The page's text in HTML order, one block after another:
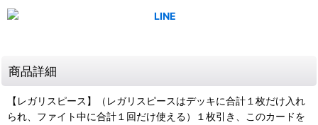
商品詳細
【レガリスピース】（レガリスピースはデッキに合計１枚だけ入れ
られ、ファイト中に合計１回だけ使える）１枚引き、このカードを